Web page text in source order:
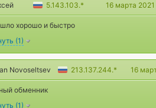
5.143.103.* 16 марта 2021
хорошо и быстро
(1)
Novoseltsev 213.137.244.* 16
обменник
(1)